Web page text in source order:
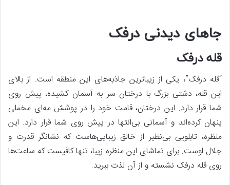
جاهای دیدنی درفک
قله درفک
“قله درفک”، یکی از زیباترین جاذبه‌های این منطقه است. از بالای
این قله، دشتی بزرگ با درختان سر به آسمان کشیده، پیش روی
شما قرار دارد. این درختان، قامت خود را در پوشش مه‌ای مخملی
پنهان کرده‌اند و آسمانی بی‌انتها در پیش روی شما قرار دارد. این
منظره، تابلویی بی‌نظیر از خالق زیبایی‌هاست که نشانگر قدرت و
جلال اوست. برای تماشای این منظره زیبا، تنها کافیست که ساعت‌ها
روی قله درفک نشسته و از آن لذت ببرید.